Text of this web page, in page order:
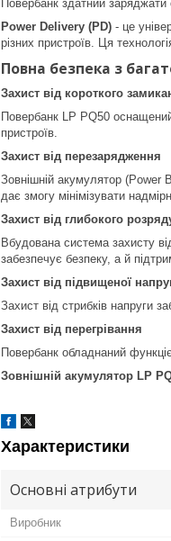
Повербанк здатний
Power Delivery (PD) - це
різних пристроїв. Ця
Повна безпека з
Захист від короткого
Повербанк LP PQ50
пристроїв.
Захист від перезарядження
Зовнішній акумулятор
дає змогу мінімізувати
Захист від глибокого
Вбудована система захисту
забезпечує безпеку, а й
Захист від підвищеної
Захист від стрибків напруги
Захист від перегрівання
Повербанк обладнаний
Зовнішній акумулятор LP
Характеристики
Основні атрибути
Виробник